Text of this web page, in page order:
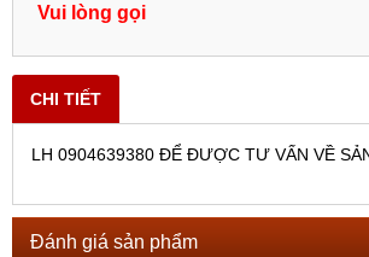
Vui lòng gọi
CHI TIẾT
LH 0904639380 ĐỂ ĐƯỢC TƯ VẤN VỀ
Đánh giá sản phẩm